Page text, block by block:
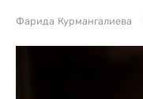
Фарида Курмангалиева